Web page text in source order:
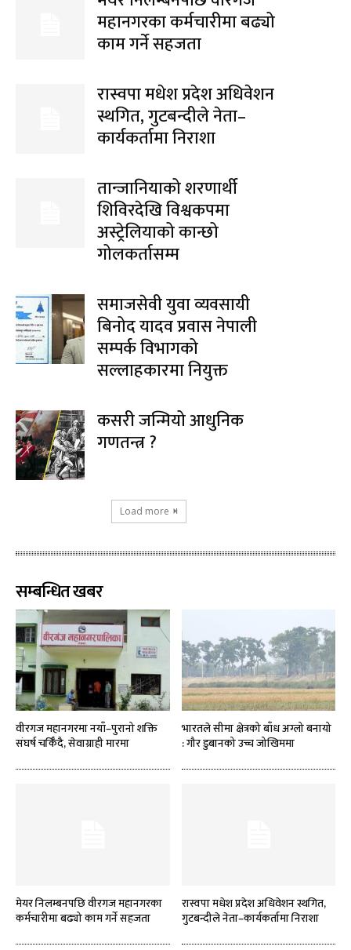
महानगरका कर्मचारीमा बढ्यो
काम गर्ने सहजता
रास्वपा मधेश प्रदेश अधिवेशन
स्थगित, गुटबन्दीले नेता–
कार्यकर्तामा निराशा
तान्जानियाको शरणार्थी
शिविरदेखि विश्वकपमा
अस्ट्रेलियाको कान्छो
गोलकर्तासम्म
समाजसेवी युवा व्यवसायी
बिनोद यादव प्रवास नेपाली
सम्पर्क विभागको
सल्लाहकारमा नियुक्त
कसरी जन्मियो आधुनिक
गणतन्त्र ?
Load more
सम्बन्धित खबर
वीरगज महानगरमा नयाँ–पुरानो शक्ति
संघर्ष चर्किँदै, सेवाग्राही मारमा
भारतले सीमा क्षेत्रको बाँध अग्लो बनायो
: गौर डुबानको उच्च जोखिममा
मेयर निलम्बनपछि वीरगज महानगरका
कर्मचारीमा बढ्यो काम गर्ने सहजता
रास्वपा मधेश प्रदेश अधिवेशन स्थगित,
गुटबन्दीले नेता–कार्यकर्तामा निराशा